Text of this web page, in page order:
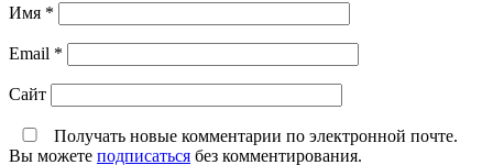
Имя *
Email *
Сайт
Получать новые комментарии по электронной почте.
Вы можете подписаться без комментирования.